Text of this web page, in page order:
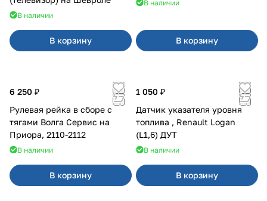
В наличии
В корзину
В наличии
В корзину
6 250 ₽
Рулевая рейка в сборе с
тягами Волга Сервис на
Приора, 2110-2112
В наличии
В корзину
1 050 ₽
Датчик указателя уровня
топлива , Renault Logan
(L1,6) ДУТ
В наличии
В корзину